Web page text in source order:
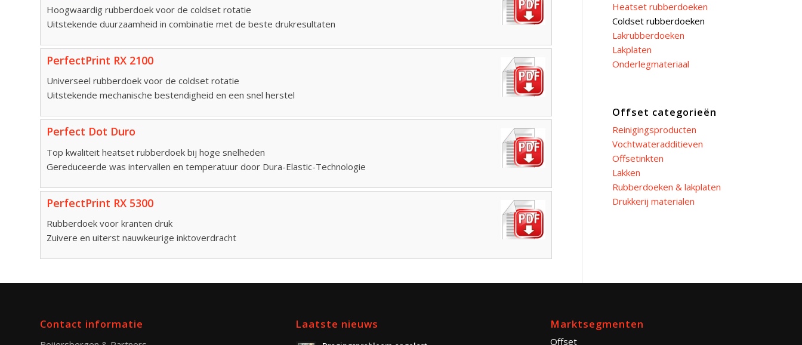
Hoogwaardig rubberdoek voor de coldset rotatie
Uitstekende duurzaamheid in combinatie met de beste drukresultaten
PerfectPrint RX 2100
Universeel rubberdoek voor de coldset rotatie
Uitstekende mechanische bestendigheid en een snel herstel
Perfect Dot Duro
Top kwaliteit heatset rubberdoek bij hoge snelheden
Gereduceerde was intervallen en temperatuur door Dura-Elastic-Technologie
PerfectPrint RX 5300
Rubberdoek voor kranten druk
Zuivere en uiterst nauwkeurige inktoverdracht
Heatset rubberdoeken
Coldset rubberdoeken
Lakrubberdoeken
Lakplaten
Onderlegmateriaal
Offset categorieën
Reinigingsproducten
Vochtwateradditieven
Offsetinkten
Lakken
Rubberdoeken & lakplaten
Drukkerij materialen
Contact informatie Laatste nieuws Marktsegmenten
Offset